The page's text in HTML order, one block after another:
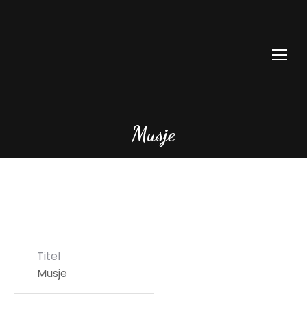
Musje
Titel
Musje